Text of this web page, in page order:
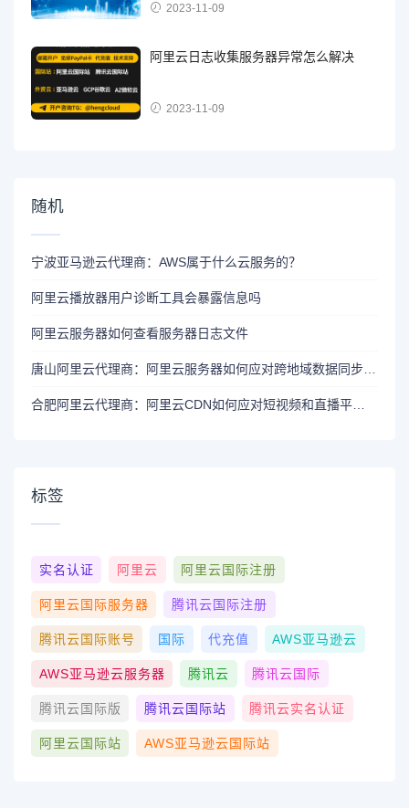
2023-11-09
阿里云日志收集服务器异常怎么解决
2023-11-09
随机
宁波亚马逊云代理商：AWS属于什么云服务的？
阿里云播放器用户诊断工具会暴露信息吗
阿里云服务器如何查看服务器日志文件
唐山阿里云代理商：阿里云服务器如何应对跨地域数据同步和传输？
合肥阿里云代理商：阿里云CDN如何应对短视频和直播平台的内容传输和分发？
标签
实名认证 阿里云 阿里云国际注册
阿里云国际服务器 腾讯云国际注册
腾讯云国际账号 国际 代充值 AWS亚马逊云
AWS亚马逊云服务器 腾讯云 腾讯云国际
腾讯云国际版 腾讯云国际站 腾讯云实名认证
阿里云国际站 AWS亚马逊云国际站